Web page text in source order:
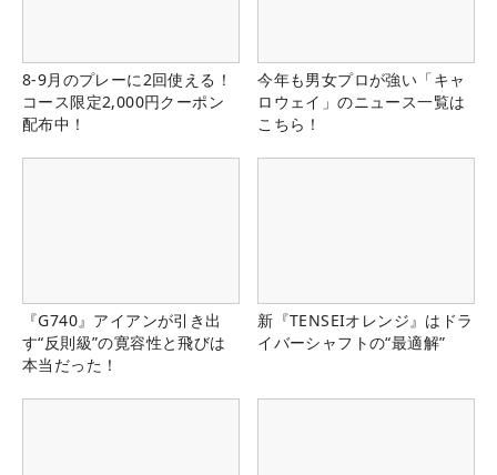
8-9月のプレーに2回使える！
コース限定2,000円クーポン
配布中！
今年も男女プロが強い「キャ
ロウェイ」のニュース一覧は
こちら！
『G740』アイアンが引き出
す“反則級”の寛容性と飛びは
本当だった！
新『TENSEIオレンジ』はドラ
イバーシャフトの“最適解”